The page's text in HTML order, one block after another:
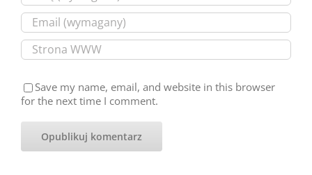
Save my name, email, and website in this browser
for the next time I comment.